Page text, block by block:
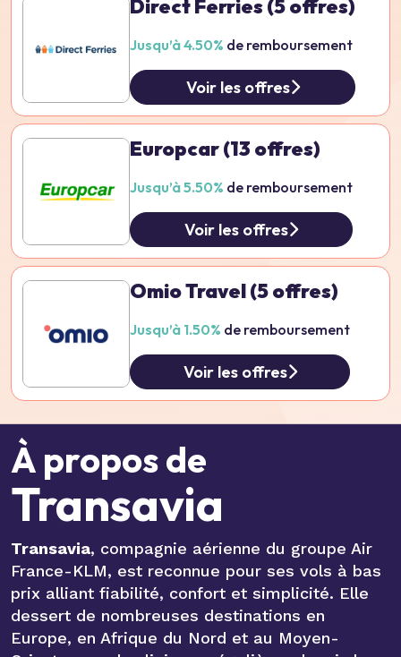
Direct Ferries(5 offres)
Jusqu’à 4.50% de remboursement
Voir les offres
Europcar(13 offres)
Jusqu’à 5.50% de remboursement
Voir les offres
Omio Travel(5 offres)
Jusqu’à 1.50% de remboursement
Voir les offres
À propos de
Transavia
Transavia, compagnie aérienne du groupe Air
France-KLM, est reconnue pour ses vols à bas
prix alliant fiabilité, confort et simplicité. Elle
dessert de nombreuses destinations en
Europe, en Afrique du Nord et au Moyen-